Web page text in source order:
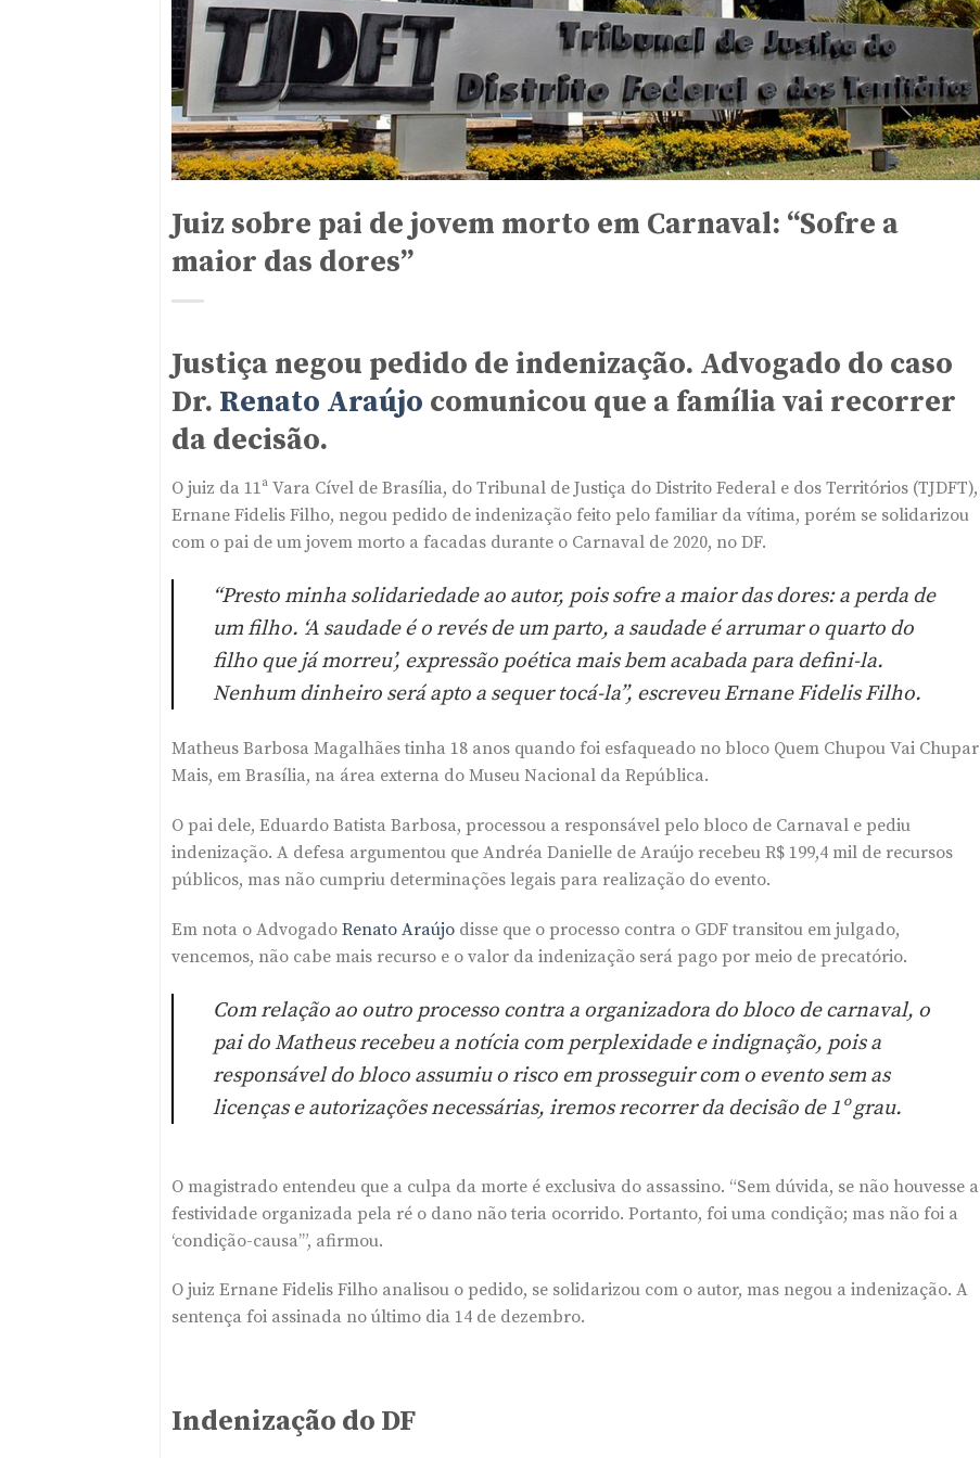
Juiz sobre pai de jovem morto em Carnaval: “Sofre a
maior das dores”
Justiça negou pedido de indenização. Advogado do caso
Dr. Renato Araújo comunicou que a família vai recorrer
da decisão.
O juiz da 11ª Vara Cível de Brasília, do Tribunal de Justiça do Distrito Federal e dos Territórios (TJDFT),
Ernane Fidelis Filho, negou pedido de indenização feito pelo familiar da vítima, porém se solidarizou
com o pai de um jovem morto a facadas durante o Carnaval de 2020, no DF.
“Presto minha solidariedade ao autor, pois sofre a maior das dores: a perda de
um filho. ‘A saudade é o revés de um parto, a saudade é arrumar o quarto do
filho que já morreu’, expressão poética mais bem acabada para defini-la.
Nenhum dinheiro será apto a sequer tocá-la”, escreveu Ernane Fidelis Filho.
Matheus Barbosa Magalhães tinha 18 anos quando foi esfaqueado no bloco Quem Chupou Vai Chupar
Mais, em Brasília, na área externa do Museu Nacional da República.
O pai dele, Eduardo Batista Barbosa, processou a responsável pelo bloco de Carnaval e pediu
indenização. A defesa argumentou que Andréa Danielle de Araújo recebeu R$ 199,4 mil de recursos
públicos, mas não cumpriu determinações legais para realização do evento.
Em nota o Advogado Renato Araújo disse que o processo contra o GDF transitou em julgado,
vencemos, não cabe mais recurso e o valor da indenização será pago por meio de precatório.
Com relação ao outro processo contra a organizadora do bloco de carnaval, o
pai do Matheus recebeu a notícia com perplexidade e indignação, pois a
responsável do bloco assumiu o risco em prosseguir com o evento sem as
licenças e autorizações necessárias, iremos recorrer da decisão de 1º grau.
O magistrado entendeu que a culpa da morte é exclusiva do assassino. “Sem dúvida, se não houvesse a
festividade organizada pela ré o dano não teria ocorrido. Portanto, foi uma condição; mas não foi a
‘condição-causa’”, afirmou.
O juiz Ernane Fidelis Filho analisou o pedido, se solidarizou com o autor, mas negou a indenização. A
sentença foi assinada no último dia 14 de dezembro.
Indenização do DF